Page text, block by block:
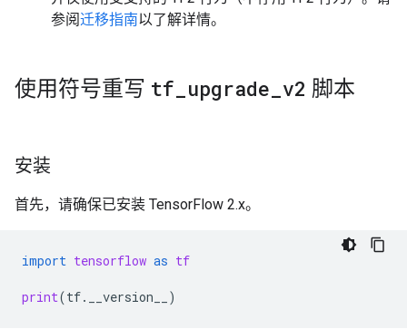
参阅迁移指南以了解详情。
使用符号重写 tf upgrade v2 脚本
安装
首先，请确保已安装 TensorFlow 2.x。
import tensorflow as tf
print(tf. __version__ )